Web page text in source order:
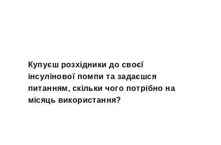
Купуєш розхідники до своєї
інсулінової помпи та задаєшся
питанням, скільки чого потрібно на
місяць використання?